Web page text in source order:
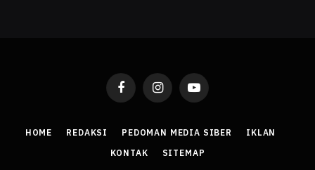
FacebookInstagramYouTube
HOME REDAKSI PEDOMAN MEDIA SIBER
IKLAN
KONTAK
SITEMAP